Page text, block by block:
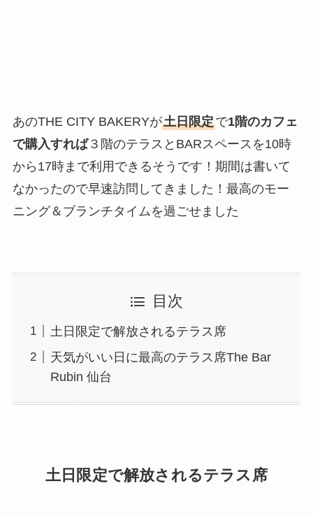
あのTHE CITY BAKERYが土日限定で1階のカフェ
で購入すれば３階のテラスとBARスペースを10時
から17時まで利用できるそうです！期間は書いて
なかったので早速訪問してきました！最高のモー
ニング＆ブランチタイムを過ごせました
目次
土日限定で解放されるテラス席
天気がいい日に最高のテラス席The Bar
Rubin 仙台
土日限定で解放されるテラス席